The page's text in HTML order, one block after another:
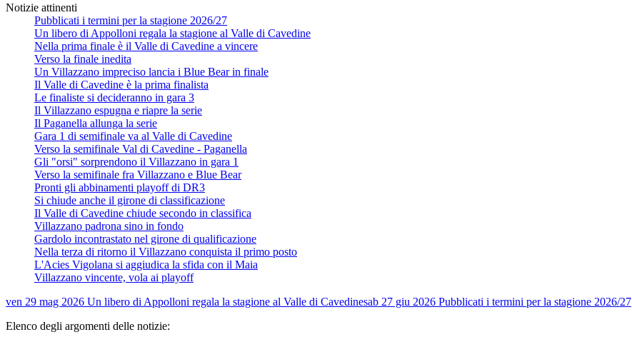
Notizie attinenti
Pubblicati i termini per la stagione 2026/27
Un libero di Appolloni regala la stagione al Valle di Cavedine
Nella prima finale è il Valle di Cavedine a vincere
Verso la finale inedita
Un Villazzano impreciso lancia i Blue Bear in finale
Il Valle di Cavedine è la prima finalista
Le finaliste si decideranno in gara 3
Il Villazzano espugna e riapre la serie
Il Paganella allunga la serie
Gara 1 di semifinale va al Valle di Cavedine
Verso la semifinale Val di Cavedine - Paganella
Gli "orsi" sorprendono il Villazzano in gara 1
Verso la semifinale fra Villazzano e Blue Bear
Pronti gli abbinamenti playoff di DR3
Si chiude anche il girone di classificazione
Il Valle di Cavedine chiude secondo in classifica
Villazzano padrona sino in fondo
Gardolo incontrastato nel girone di qualificazione
Nella terza di ritorno il Villazzano conquista il primo posto
L'Acies Vigolana si aggiudica la sfida con il Maia
Villazzano vincente, vola ai playoff
ven 29 mag 2026 Un libero di Appolloni regala la stagione al Valle di Cavedinesab 27 giu 2026 Pubblicati i termini per la stagione 2026/27
Elenco degli argomenti delle notizie: